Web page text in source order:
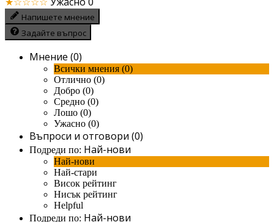
Напишете мнение
Задайте въпрос
Мнение (0)
Всички мнения (0)
Отлично (0)
Добро (0)
Средно (0)
Лошо (0)
Ужасно (0)
Въпроси и отговори (0)
Подреди по: Най-нови
Най-нови
Най-стари
Висок рейтинг
Нисък рейтинг
Helpful
Подреди по: Най-нови